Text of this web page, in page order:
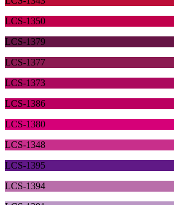
LCS-1350
LCS-1379
LCS-1377
LCS-1373
LCS-1386
LCS-1380
LCS-1348
LCS-1395
LCS-1394